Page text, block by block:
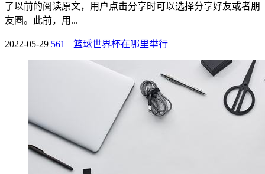
了以前的阅读原文，用户点击分享时可以选择分享好友或者朋
友圈。此前，用...
2022-05-29 561 篮球世界杯在哪里举行